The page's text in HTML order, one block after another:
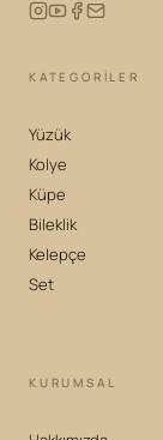
KATEGORILER
Yüzük
Kolye
Küpe
Bileklik
Kelepçe
Set
KURUMSAL